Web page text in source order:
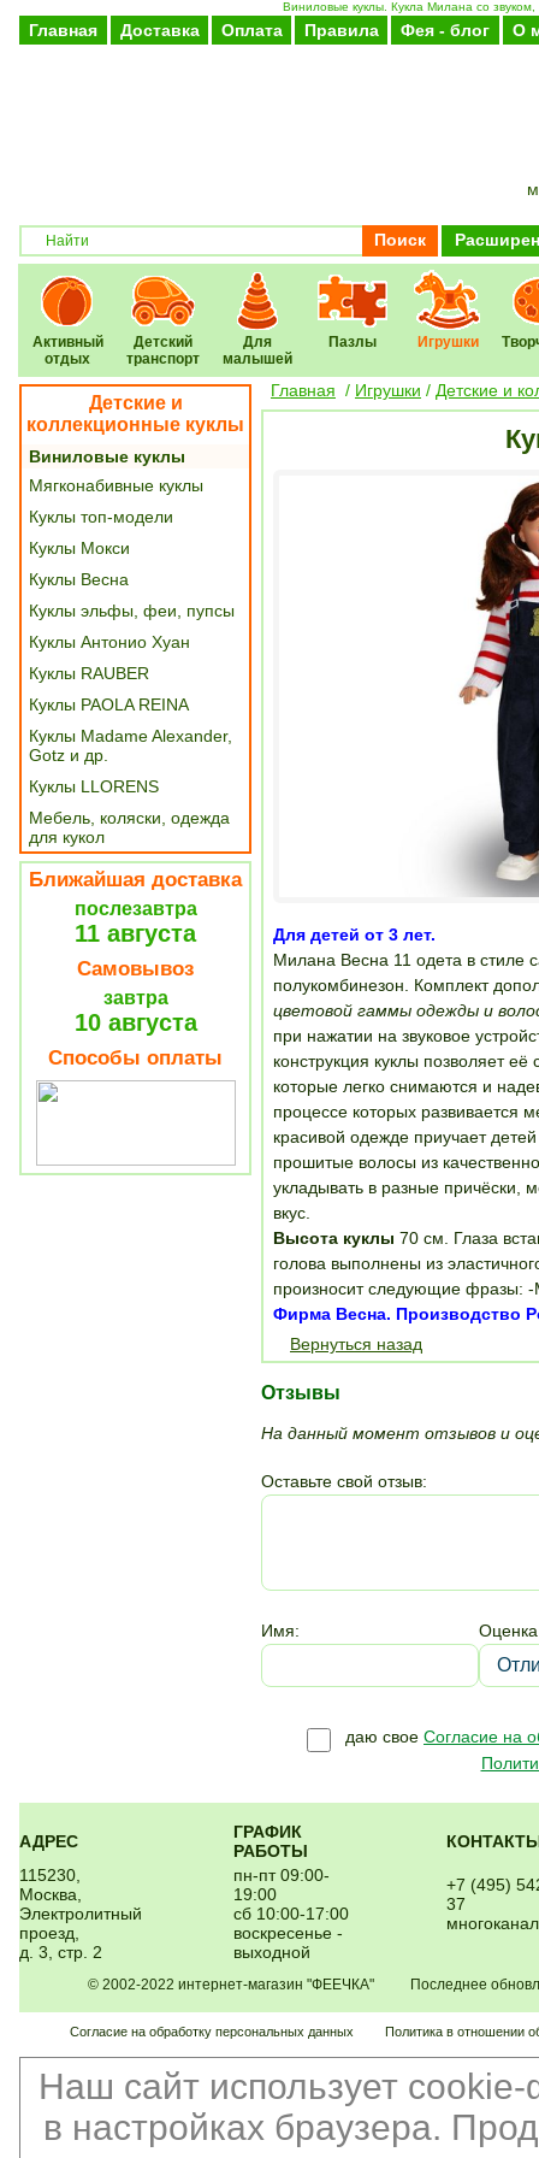
Виниловые куклы. Кукла Милана со
Главная Доставка Оплата Правила Фея - блог О
Поиск
Активный
отдых
Детский
транспорт
Для
малышей
Пазлы Игрушки
Детские и
коллекционные куклы
Виниловые куклы
Мягконабивные куклы
Куклы топ-модели
Куклы Мокси
Куклы Весна
Куклы эльфы, феи, пупсы
Куклы Антонио Хуан
Куклы RAUBER
Куклы PAOLA REINA
Куклы Madame Alexander,
Gotz и др.
Куклы LLORENS
Мебель, коляски, одежда
для кукол
Ближайшая доставка
послезавтра
11 августа
Самовывоз
завтра
10 августа
Способы оплаты
Главная / Игрушки / Детские и
Для детей от 3 лет.
Милана Весна 11 одета в стиле
полукомбинезон. Комплект
цветовой гаммы одежды и
при нажатии на звуковое
конструкция куклы позволяет
которые легко снимаются и
процессе которых развивается
красивой одежде приучает
прошитые волосы из
укладывать в разные причёски,
вкус.
Высота куклы 70 см. Глаза
голова выполнены из
произносит следующие фразы: -
Фирма Весна. Производство
Вернуться назад
Отзывы
На данный момент отзывов и
Оставьте свой отзыв:
Имя:
даю свое Согласие на
АДРЕС
ГРАФИК
РАБОТЫ
115230,
Москва,
Электролитный
проезд,
д. 3, стр. 2
пн-пт 09:00-
19:00
сб 10:00-17:00
воскресенье -
выходной
+7 (495)
37
© 2002-2022 интернет-магазин "ФЕЕЧКА" Последнее
Согласие на обработку персональных данных Политика в отношении
Наш сайт использует
в настройках браузера.